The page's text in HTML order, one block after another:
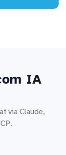
IA
via Claude,